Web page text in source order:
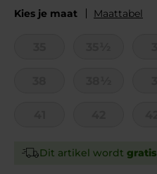
Kies je maat Maattabel
Dit artikel wordt gratis